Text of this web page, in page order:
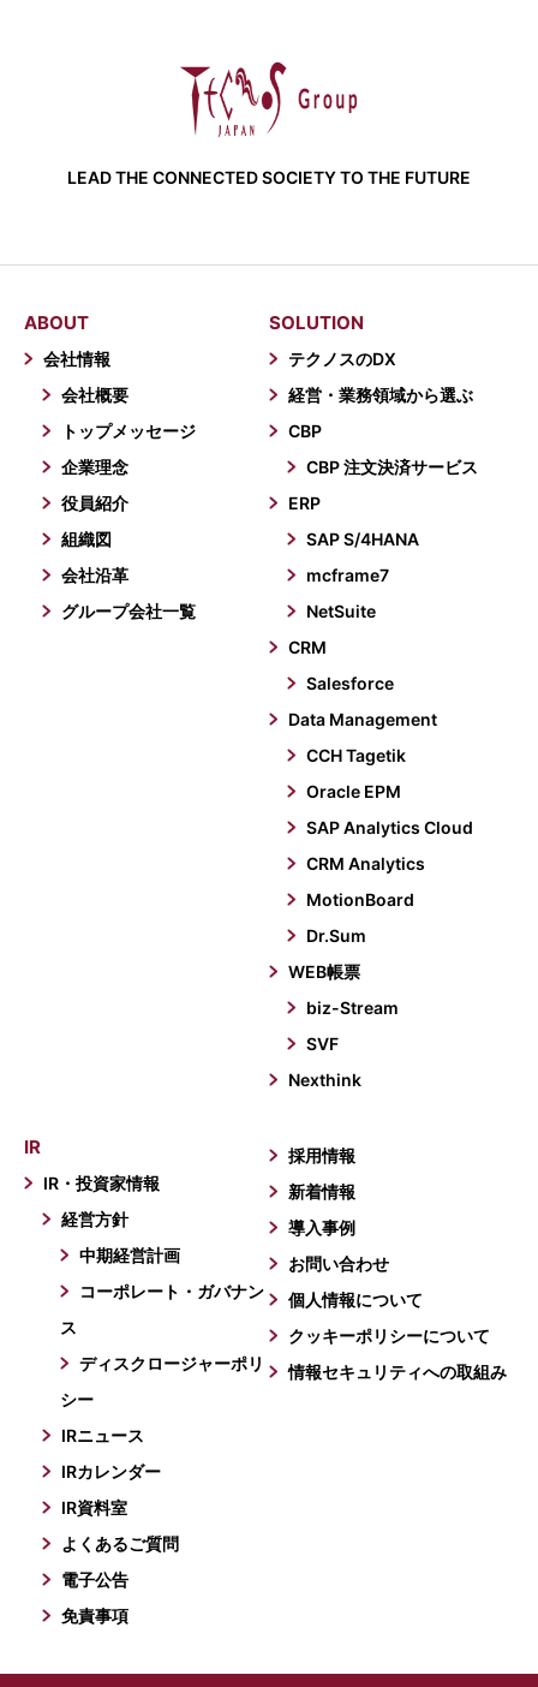
LEAD THE CONNECTED SOCIETY TO THE FUTURE
ABOUT
会社情報
会社概要
トップメッセージ
企業理念
役員紹介
組織図
会社沿革
グループ会社一覧
SOLUTION
テクノスのDX
経営・業務領域から選ぶ
CBP
CBP 注文決済サービス
ERP
SAP S/4HANA
mcframe7
NetSuite
CRM
Salesforce
Data Management
CCH Tagetik
Oracle EPM
SAP Analytics Cloud
CRM Analytics
MotionBoard
Dr.Sum
WEB帳票
biz-Stream
SVF
Nexthink
IR
IR・投資家情報
経営方針
中期経営計画
コーポレート・ガバナン
ス
ディスクロージャーポリ
シー
IRニュース
IRカレンダー
IR資料室
よくあるご質問
電子公告
免責事項
採用情報
新着情報
導入事例
お問い合わせ
個人情報について
クッキーポリシーについて
情報セキュリティへの取組み